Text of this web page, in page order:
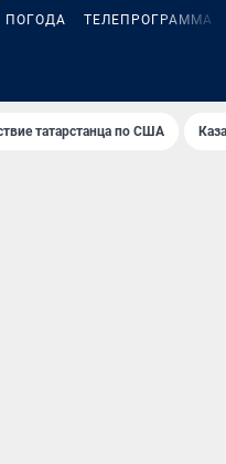
ПОГОДА ТЕЛЕПРОГРАММА
татарстанца по США